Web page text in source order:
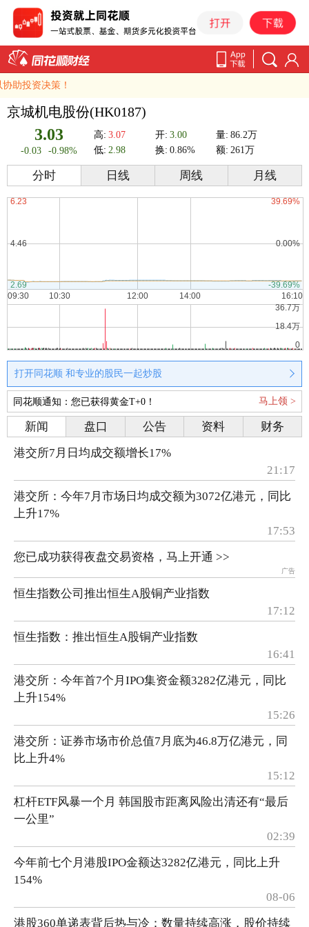
助投资决策！
京城机电股份(HK0187)
3.03
-0.03 -0.98%
高: 3.07 开: 3.00 量: 86.2万
低: 2.98 换: 0.86% 额: 261万
分时 日线 周线 月线
打开同花顺 和专业的股民一起炒股
同花顺通知：您已获得黄金T+0！ 马上领 >
新闻 盘口 公告 资料
财务
港交所7月日均成交额增长17%
21:17
港交所：今年7月市场日均成交额为3072亿港元，同比
上升17%
17:53
您已成功获得夜盘交易资格，马上开通 >>
广告
恒生指数公司推出恒生A股铜产业指数
17:12
恒生指数：推出恒生A股铜产业指数
16:41
港交所：今年首7个月IPO集资金额3282亿港元，同比
上升154%
15:26
港交所：证券市场市价总值7月底为46.8万亿港元，同
比上升4%
15:12
杠杆ETF风暴一个月 韩国股市距离风险出清还有“最后
一公里”
02:39
今年前七个月港股IPO金额达3282亿港元，同比上升
154%
08-06
港股360单递表背后热与冷：数量持续高涨，股价持续